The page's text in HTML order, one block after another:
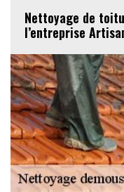
Nettoyage de
l’entreprise